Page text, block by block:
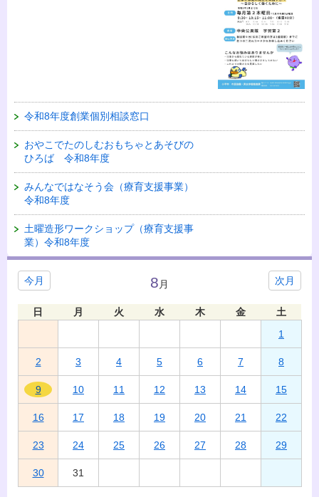
令和8年度創業個別相談窓口
おやこでたのしむおもちゃとあそびの
ひろば 令和8年度
みんなではなそう会（療育支援事業）
令和8年度
土曜造形ワークショップ（療育支援事
業）令和8年度
今月 次月
8月
日 月 火 水 木 金
土
1
2 3 4 5 6 7 8
9 10 11 12 13 14 15
16 17 18 19 20 21 22
23 24 25 26 27 28 29
30 31